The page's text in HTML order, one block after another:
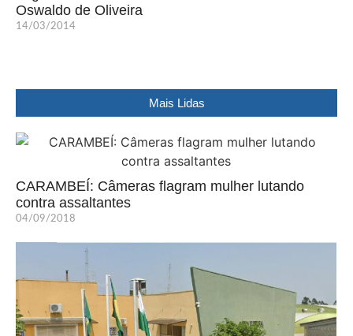
Oswaldo de Oliveira
14/03/2014
Mais Lidas
CARAMBEÍ: Câmeras flagram mulher lutando
contra assaltantes
04/09/2018